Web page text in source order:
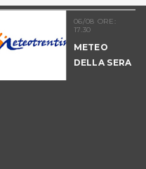
06/08 ORE:
17.30
METEO
DELLA SERA